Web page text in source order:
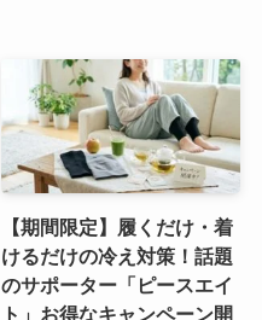
【期間限定】履くだけ・着
けるだけの冷え対策！話題
のサポーター「ピースエイ
ト」お得なキャンペーン開